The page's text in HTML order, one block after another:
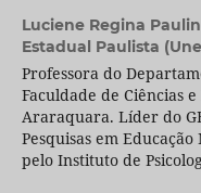
Luciene Regina
Estadual Paulista
Professora do
Faculdade de Ciências
Araraquara. Líder do
Pesquisas em
pelo Instituto de